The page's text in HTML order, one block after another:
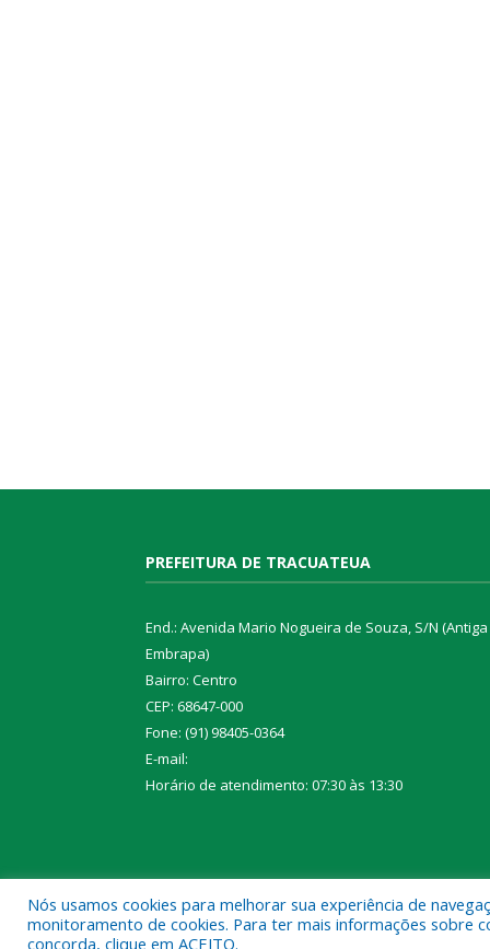
PREFEITURA DE TRACUATEUA
End.: Avenida Mario Nogueira de Souza, S/N (Antiga
Embrapa)
Bairro: Centro
CEP: 68647-000
Fone: (91) 98405-0364
E-mail:
Horário de atendimento: 07:30 às 13:30
Todos os direitos reservados a Prefeitura
Nós usamos cookies para melhorar sua experiência de
monitoramento de cookies. Para ter mais informações sobre
concorda, clique em ACEITO.